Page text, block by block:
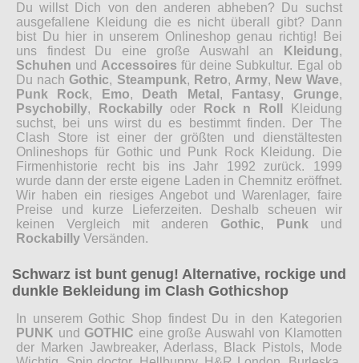
Du willst Dich von den anderen abheben? Du suchst
ausgefallene Kleidung die es nicht überall gibt? Dann
bist Du hier in unserem Onlineshop genau richtig! Bei
uns findest Du eine große Auswahl an
Kleidung,
Schuhen und Accessoires für deine Subkultur. Egal ob
Du nach Gothic, Steampunk, Retro, Army, New Wave,
Punk Rock, Emo, Death Metal , Fantasy, Grunge,
Psychobilly, Rockabillyoder Rock n Roll
Kleidung
suchst, bei uns wirst du es bestimmt finden. Der The
Clash Store ist einer der größten und dienstältesten
Onlineshops für Gothic und Punk Rock Kleidung. Die
Firmenhistorie recht bis ins Jahr 1992 zurück. 1999
wurde dann der erste eigene Laden in Chemnitz eröffnet.
Wir haben ein riesiges Angebot und Warenlager, faire
Preise und kurze Lieferzeiten. Deshalb scheuen wir
keinen Vergleich mit anderen Gothic, Punk und
Rockabilly Versänden.
Schwarz ist bunt genug! Alternative, rockige und
dunkle Bekleidung im Clash Gothicshop
In unserem Gothic Shop findest Du in den Kategorien
PUNK und GOTHIC eine große Auswahl von Klamotten
der Marken Jawbreaker, Aderlass, Black Pistols, Mode